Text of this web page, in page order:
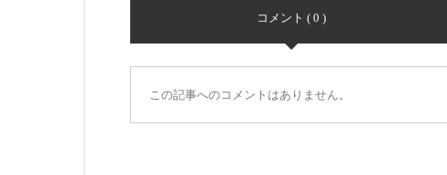
コメント ( 0 )
この記事へのコメントはありません。